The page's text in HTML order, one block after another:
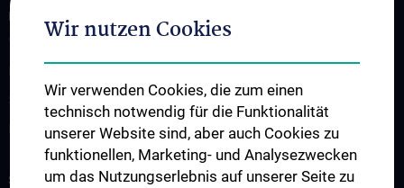
INFORMATIONEN FÜR PATIENT:INNEN
Stationen der Herzchirurgie
Notfall
STUDIUM, AUS- UND WEITERBILDUNG
Wir nutzen Cookies
Wir verwenden Cookies, die zum einen
technisch notwendig für die Funktionalität
unserer Website sind, aber auch Cookies zu
funktionellen, Marketing- und Analysezwecken
um das Nutzungserlebnis auf unserer Seite zu